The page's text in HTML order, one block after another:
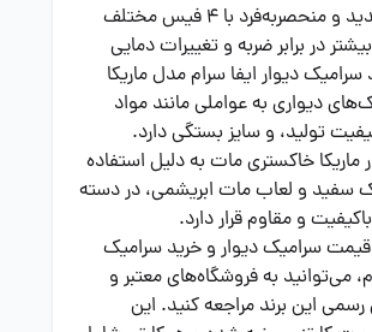
با 4 فیس مختلف
در برابر ضربه و تغییرات دمایی
دیوار ایفا سرام مدل ماریکا
دیواری به عواملی مانند مواد
تولید، و سایز بستگی دارد.
ماریکا خاکستری مات به دلیل استفاده
سفید و لعاب مات ابریشمی، در دسته
و مقاوم قرار دارد.
قیمت سرامیک دیوار و خرید سرامیک
می‌توانید به فروشگاه‌های معتبر و
رسمی این برند مراجعه کنید. این